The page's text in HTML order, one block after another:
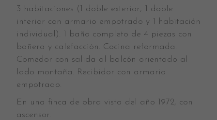
3 habitaciones (1 doble exterior, 1 doble
interior con armario empotrado y 1 habitación
individual). 1 baño completo de 4 piezas con
bañera y calefacción. Cocina reformada.
Comedor con salida al balcón orientado al
lado montaña. Recibidor con armario
empotrado.
En una finca de obra vista del año 1972, con
ascensor.